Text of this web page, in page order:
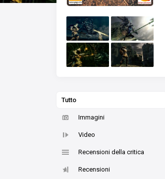
Tutto
Immagini
Video
Recensioni della critica
Recensioni